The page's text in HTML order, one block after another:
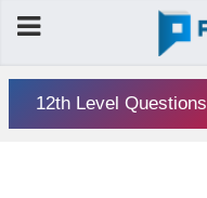
12th Level Questions